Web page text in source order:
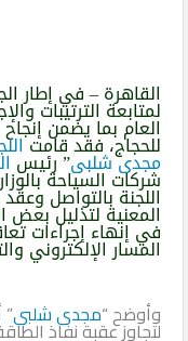
القاهرة – في إطار
لمتابعة الترتيبات
العام بما يضمن
للحجاج، فقد قامت
مجدى شلبى” رئيس
شركات السياحة
اللجنة بالتواصل
المعنية لتذليل بعض
في إنهاء إجراءات
المسار الإلكتروني
وأوضح “مجدى شلبى
لتجاوز عقبة نفاذ